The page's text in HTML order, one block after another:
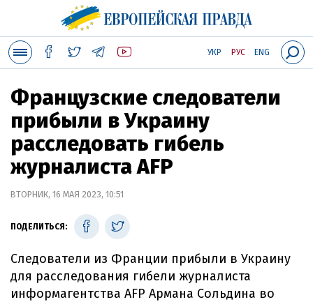
УКР РУС ENG
Французские следователи
прибыли в Украину
расследовать гибель
журналиста AFP
ВТОРНИК, 16 МАЯ 2023, 10:51
ПОДЕЛИТЬСЯ:
Следователи из Франции прибыли в Украину
для расследования гибели журналиста
информагентства AFP Армана Сольдина во